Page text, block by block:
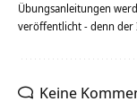
Übungsanleitungen
veröffentlicht - denn der
Keine